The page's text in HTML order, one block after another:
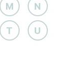
M N
T U